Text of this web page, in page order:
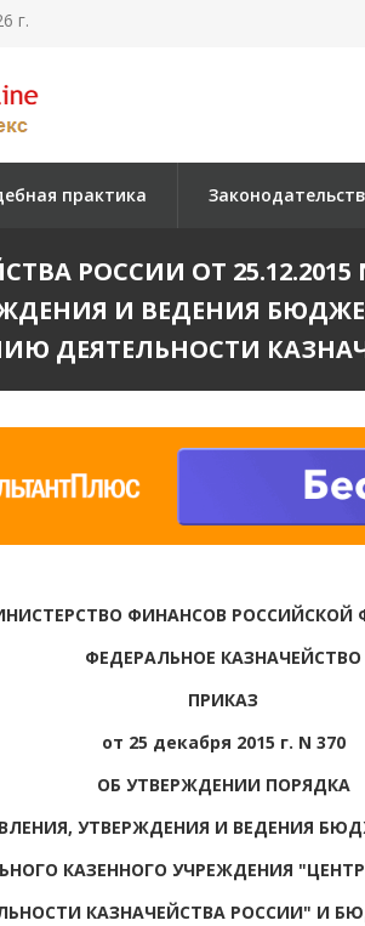
г.
практика
РОССИИ ОТ
И ВЕДЕНИЯ
ДЕЯТЕЛЬНОСТИ
ФИНАНСОВ РОССИЙСКОЙ
ФЕДЕРАЛЬНОЕ КАЗНАЧЕЙСТВО
ПРИКАЗ
от 25 декабря 2015 г. N 370
ОБ УТВЕРЖДЕНИИ ПОРЯДКА
УТВЕРЖДЕНИЯ И ВЕДЕНИЯ
КАЗЕННОГО УЧРЕЖДЕНИЯ
КАЗНАЧЕЙСТВА РОССИИ" И